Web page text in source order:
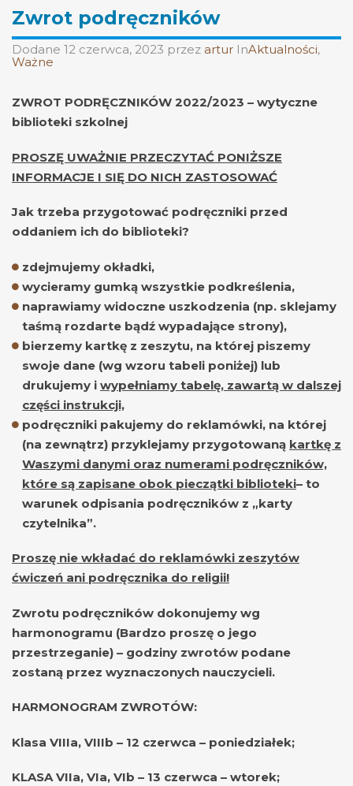
Zwrot podręczników
Dodane 12 czerwca, 2023 przez artur InAktualności,
Ważne
ZWROT PODRĘCZNIKÓW 2022/2023 – wytyczne
biblioteki szkolnej
PROSZĘ UWAŻNIE PRZECZYTAĆ PONIŻSZE
INFORMACJE I SIĘ DO NICH ZASTOSOWAĆ
Jak trzeba przygotować podręczniki przed
oddaniem ich do biblioteki?
zdejmujemy okładki,
wycieramy gumką wszystkie podkreślenia,
naprawiamy widoczne uszkodzenia (np. sklejamy
taśmą rozdarte bądź wypadające strony),
bierzemy kartkę z zeszytu, na której piszemy
swoje dane (wg wzoru tabeli poniżej) lub
drukujemy i wypełniamy tabelę, zawartą w dalszej
części instrukcji,
podręczniki pakujemy do reklamówki, na której
(na zewnątrz) przyklejamy przygotowaną kartkę z
Waszymi danymi oraz numerami podręczników,
które są zapisane obok pieczątki biblioteki– to
warunek odpisania podręczników z „karty
czytelnika”.
Proszę nie wkładać do reklamówki zeszytów
ćwiczeń ani podręcznika do religii!
Zwrotu podręczników dokonujemy wg
harmonogramu (Bardzo proszę o jego
przestrzeganie) – godziny zwrotów podane
zostaną przez wyznaczonych nauczycieli.
HARMONOGRAM ZWROTÓW:
Klasa VIIIa, VIIIb – 12 czerwca – poniedziałek;
KLASA VIIa, VIa, VIb – 13 czerwca – wtorek;